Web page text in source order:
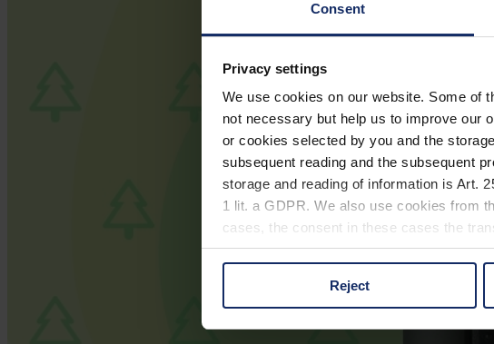
Consent
Privacy settings
We use cookies on our website. Some of
not necessary but help us to improve our
or cookies selected by you and the
subsequent reading and the subsequent
storage and reading of information is Art.
1 lit. a GDPR. We also use cookies from
cases, the consent in these cases the
You can consent to the use of non-
Reject